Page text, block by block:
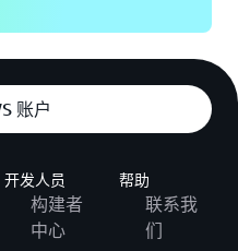
账户
开发人员
构建者
中心
帮助
联系我
们